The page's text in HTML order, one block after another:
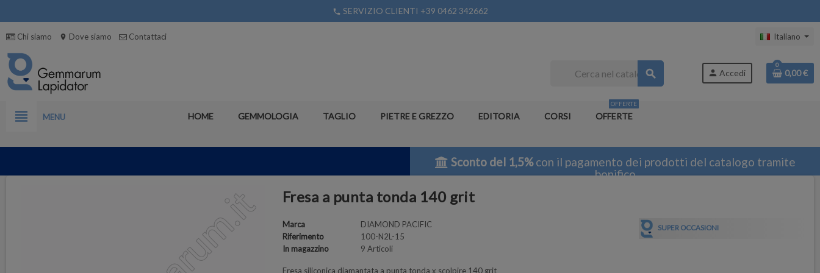
phone SERVIZIO CLIENTI +39 0462 342662
Chi siamo location_on Dove siamo Contattaci Italiano
search person Accedi
0
0,00 €
view_headline MENU HOME GEMMOLOGIA TAGLIO PIETRE E GREZZO EDITORIA CORSI OFFERTE
OFFERTE
Sconto del 1,5%con il pagamento dei prodotti del catalogo tramite
bonifico
Fresa a punta tonda 140 grit
Marca
DIAMOND PACIFIC
Riferimento
100-N2L-15
In magazzino
9 Articoli
Fresa siliconica diamantata a punta tonda x scolpire 140 grit
SUPER OCCASIONI